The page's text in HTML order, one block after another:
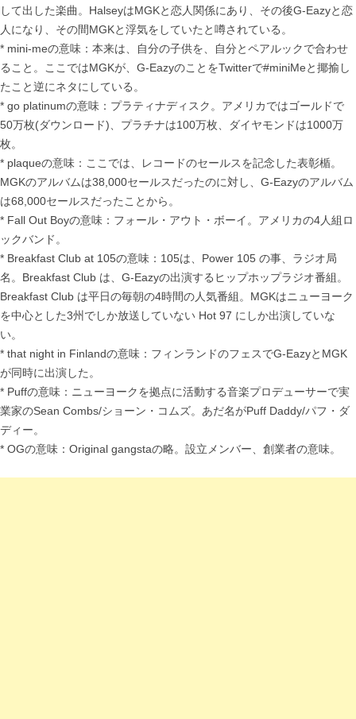
して出した楽曲。HalseyはMGKと恋人関係にあり、その後G-Eazyと恋
人になり、その間MGKと浮気をしていたと噂されている。
* mini-meの意味：本来は、自分の子供を、自分とペアルックで合わせ
ること。ここではMGKが、G-EazyのことをTwitterで#miniMeと揶揄し
たこと逆にネタにしている。
* go platinumの意味：プラティナディスク。アメリカではゴールドで
50万枚(ダウンロード)、プラチナは100万枚、ダイヤモンドは1000万
枚。
* plaqueの意味：ここでは、レコードのセールスを記念した表彰楯。
MGKのアルバムは38,000セールスだったのに対し、G-Eazyのアルバム
は68,000セールスだったことから。
* Fall Out Boyの意味：フォール・アウト・ボーイ。アメリカの4人組ロ
ックバンド。
* Breakfast Club at 105の意味：105は、Power 105 の事、ラジオ局
名。Breakfast Club は、G-Eazyの出演するヒップホップラジオ番組。
Breakfast Club は平日の毎朝の4時間の人気番組。MGKはニューヨーク
を中心とした3州でしか放送していない Hot 97 にしか出演していな
い。
* that night in Finlandの意味：フィンランドのフェスでG-EazyとMGK
が同時に出演した。
* Puffの意味：ニューヨークを拠点に活動する音楽プロデューサーで実
業家のSean Combs/ショーン・コムズ。あだ名がPuff Daddy/パフ・ダ
ディー。
* OGの意味：Original gangstaの略。設立メンバー、創業者の意味。